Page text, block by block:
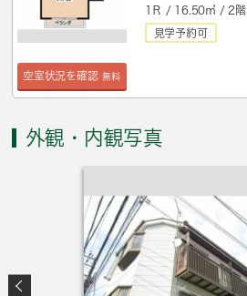
空室状況を確認 無料
1Ｒ / 16.50㎡ / 2階
見学予約可
外観・内観写真